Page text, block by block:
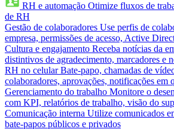
RH e automação Otimize fluxos de
de RH
Gestão de colaboradores Use perfis de
empresa, permissões de acesso, Active
Cultura e engajamento Receba notícias da
distintivos de agradecimento, marcadores e
RH no celular Bate-papo, chamadas de
colaboradores, aprovações, notificações em
Gerenciamento do trabalho Monitore o
com KPI, relatórios de trabalho, visão do
Comunicação interna Utilize comunicados
bate-papos públicos e privados